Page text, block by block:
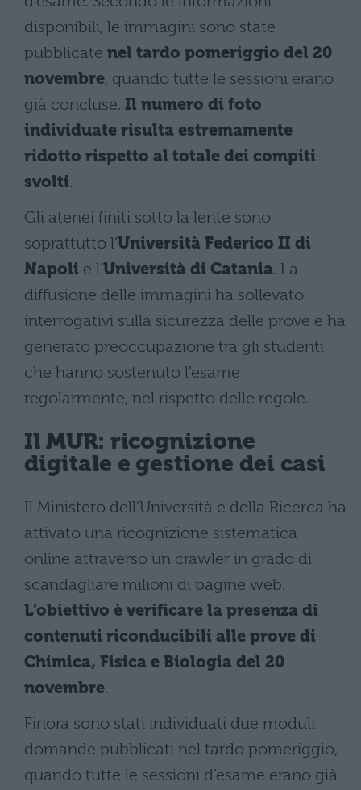
disponibili, le immagini sono state
pubblicate nel tardo pomeriggio del 20
novembre, quando tutte le sessioni erano
già concluse. Il numero di foto
individuate risulta estremamente
ridotto rispetto al totale dei compiti
svolti.
Gli atenei finiti sotto la lente sono
soprattutto l’Università Federico II di
Napoli e l’Università di Catania. La
diffusione delle immagini ha sollevato
interrogativi sulla sicurezza delle prove e ha
generato preoccupazione tra gli studenti
che hanno sostenuto l’esame
regolarmente, nel rispetto delle regole.
Il MUR: ricognizione
digitale e gestione dei casi
Il Ministero dell’Università e della Ricerca ha
attivato una ricognizione sistematica
online attraverso un crawler in grado di
scandagliare milioni di pagine web.
L’obiettivo è verificare la presenza di
contenuti riconducibili alle prove di
Chimica, Fisica e Biologia del 20
novembre.
Finora sono stati individuati due moduli
domande pubblicati nel tardo pomeriggio,
quando tutte le sessioni d’esame erano già